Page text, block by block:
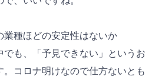
業種ほどの安定性はないか
でも、「予見できない」というお
コロナ明けなので仕方ないとも